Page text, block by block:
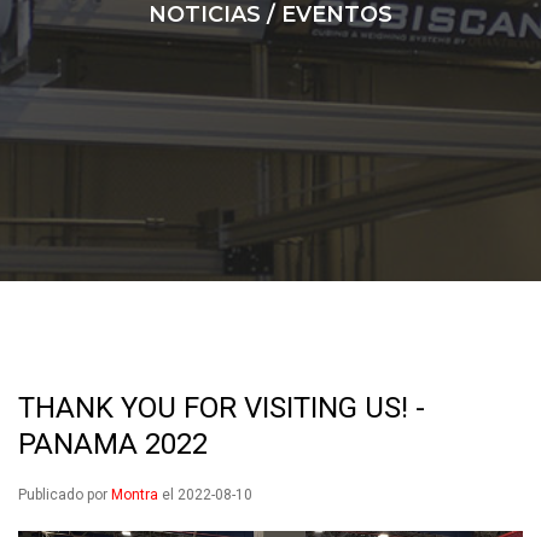
NOTICIAS / EVENTOS
THANK YOU FOR VISITING US! -
PANAMA 2022
Publicado por Montra el 2022-08-10